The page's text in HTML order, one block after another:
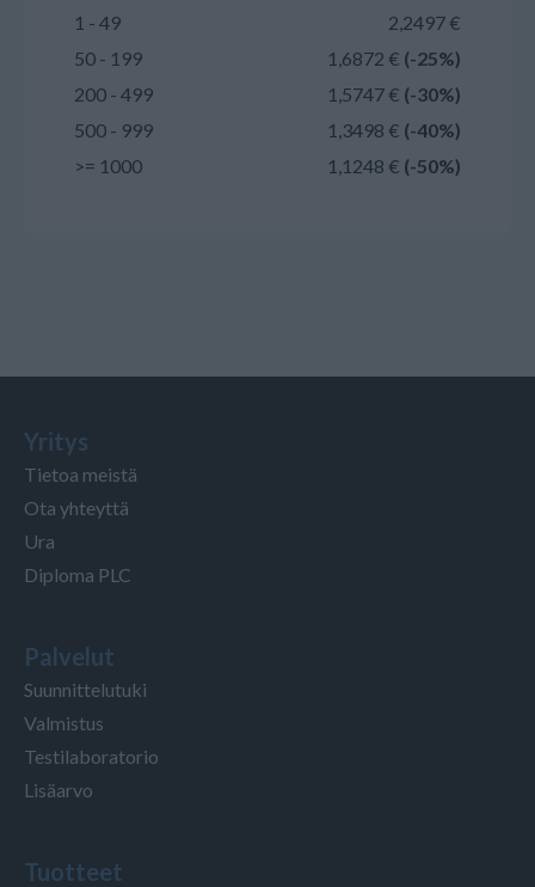
1 - 49
2,2497 €
50 - 199
1,6872 € (-25%)
200 - 499
1,5747 € (-30%)
500 - 999
1,3498 € (-40%)
>= 1000
1,1248 € (-50%)
Yritys
Tietoa meistä
Ota yhteyttä
Ura
Diploma PLC
Palvelut
Suunnittelutuki
Valmistus
Testilaboratorio
Lisäarvo
Tuotteet